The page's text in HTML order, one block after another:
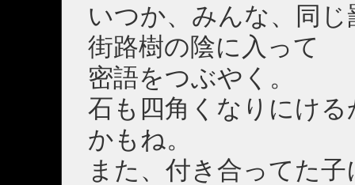
いつか、みんな、同
街路樹の陰に入って
密語をつぶやく。
石も四角くなりにける
かもね。
また、付き合ってた